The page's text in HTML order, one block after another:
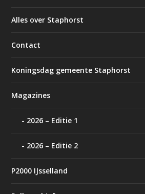
Alles over Staphorst
Contact
Koningsdag gemeente Staphorst
Magazines
2026 – Editie 1
2026 – Editie 2
P2000 IJsselland